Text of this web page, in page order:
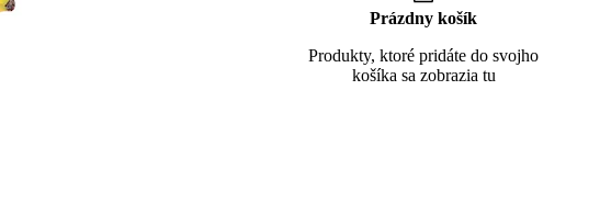
Prázdny košík
Produkty, ktoré pridáte do svojho
košíka sa zobrazia tu